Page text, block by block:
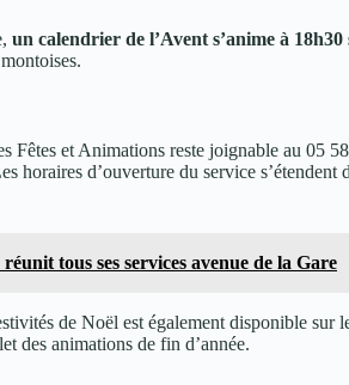
un calendrier de l’Avent s’anime à
Fêtes et Animations reste joignable au 05
horaires d’ouverture du service
tous ses services avenue de la Gare
de Noël est également disponible sur
des animations de fin d’année.